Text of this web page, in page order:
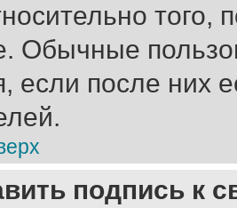
Обычные
если после них
подпись к